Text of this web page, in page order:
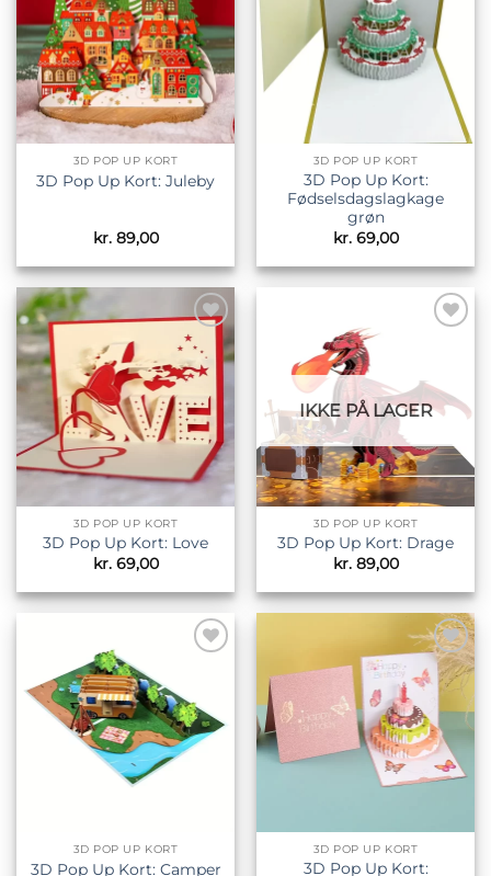
3D POP UP KORT
3D Pop Up Kort: Juleby
kr.89,00
3D POP UP KORT
3D Pop Up Kort:
Fødselsdagslagkage
grøn
kr.69,00
Tilføj til
ønskeliste
3D POP UP KORT
3D Pop Up Kort: Love
kr.69,00
IKKE PÅ LAGER
3D POP UP KORT
3D Pop Up Kort: Drage
kr.89,00
ønskeliste
3D POP UP KORT
3D Pop Up Kort: Camper
Tilføj til
ønskeliste
3D POP UP KORT
3D Pop Up Kort: